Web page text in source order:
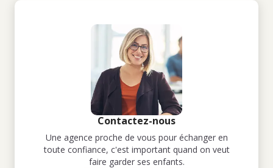
Contactez-nous
Une agence proche de vous pour échanger en
toute confiance, c'est important quand on veut
faire garder ses enfants.